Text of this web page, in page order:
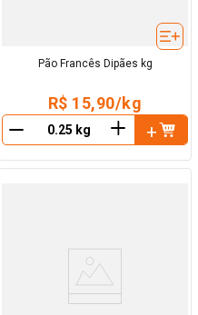
Pão Francês Dipães kg
R$ 15,90/kg
＋